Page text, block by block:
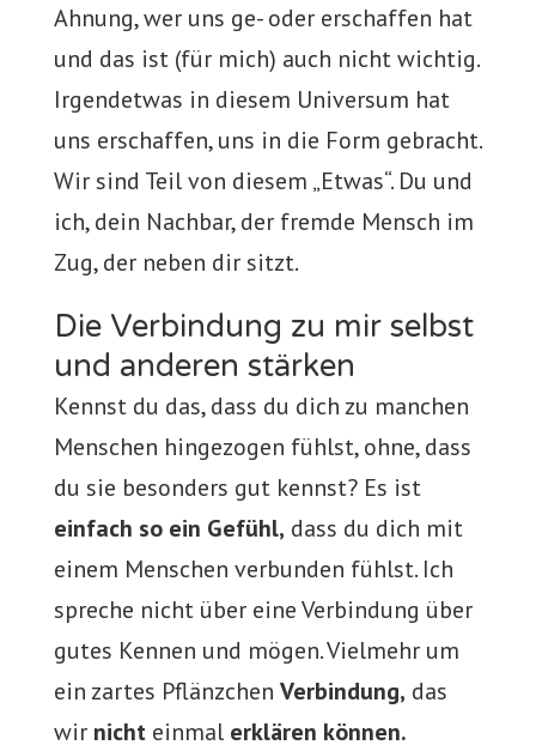
Ahnung, wer uns ge- oder erschaffen hat
und das ist (für mich) auch nicht wichtig.
Irgendetwas in diesem Universum hat
uns erschaffen, uns in die Form gebracht.
Wir sind Teil von diesem „Etwas“. Du und
ich, dein Nachbar, der fremde Mensch im
Zug, der neben dir sitzt.
Die Verbindung zu mir selbst
und anderen stärken
Kennst du das, dass du dich zu manchen
Menschen hingezogen fühlst, ohne, dass
du sie besonders gut kennst? Es ist
einfach so ein Gefühl, dass du dich mit
einem Menschen verbunden fühlst. Ich
spreche nicht über eine Verbindung über
gutes Kennen und mögen. Vielmehr um
ein zartes Pflänzchen Verbindung, das
wir nicht einmal erklären können.